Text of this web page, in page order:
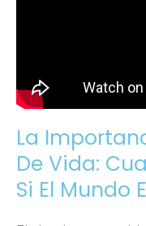
La
De Vida:
Si El Mundo